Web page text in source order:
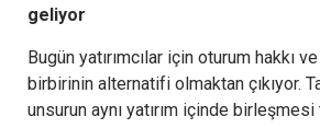
geliyor
Bugün yatırımcılar için oturum hakkı
birbirinin alternatifi olmaktan çıkıyor.
unsurun aynı yatırım içinde